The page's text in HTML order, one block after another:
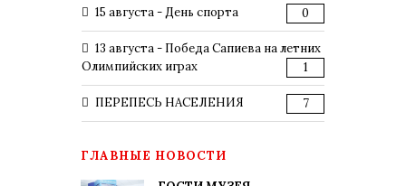
15 августа - День спорта 0
13 августа - Победа Сапиева на летних
Олимпийских играх
1
ПЕРЕПЕСЬ НАСЕЛЕНИЯ 7
ГЛАВНЫЕ НОВОСТИ